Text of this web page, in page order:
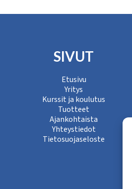
SIVUT
Etusivu
Yritys
Kurssit ja koulutus
Tuotteet
Ajankohtaista
Yhteystiedot
Tietosuojaseloste